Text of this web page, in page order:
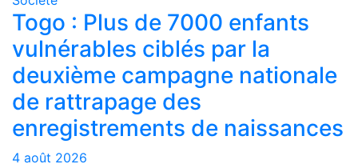
Togo : Plus de 7000 enfants
vulnérables ciblés par la
deuxième campagne nationale
de rattrapage des
enregistrements de naissances
4 août 2026